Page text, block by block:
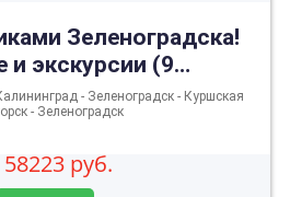
экскурсии (9
- Зеленоградск - Куршская
- Зеленоградск
58223 руб.